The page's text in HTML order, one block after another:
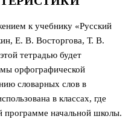
к учебнику «Русский
Е. В. Восторгова, Т. В.
тетрадью будет
орфографической
словарных слов в
в классах, где
программе начальной школы.